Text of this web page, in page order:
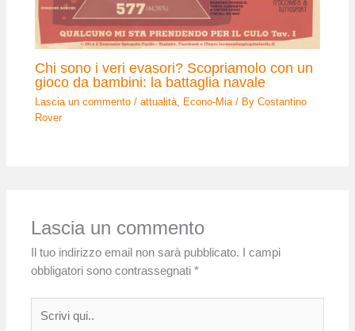
Chi sono i veri evasori? Scopriamolo con un
gioco da bambini: la battaglia navale
Lascia un commento /attualità, Econo-Mia/ ByCostantino
Rover
Lascia un commento
Il tuo indirizzo email non sarà pubblicato.
I campi
obbligatori sono contrassegnati*
qui..